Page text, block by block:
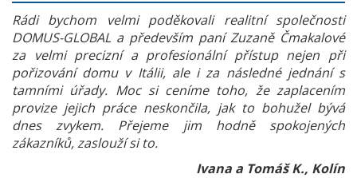
Rádi bychom velmi poděkovali realitní společnosti
DOMUS-GLOBAL a především paní Zuzaně Čmakalové
za velmi precizní a profesionální přístup nejen při
pořizování domu v Itálii, ale i za následné jednání s
tamními úřady. Moc si ceníme toho, že zaplacením
provize jejich práce neskončila, jak to bohužel bývá
dnes zvykem. Přejeme jim hodně spokojených
zákazníků, zaslouží si to.
Ivana a Tomáš K., Kolín